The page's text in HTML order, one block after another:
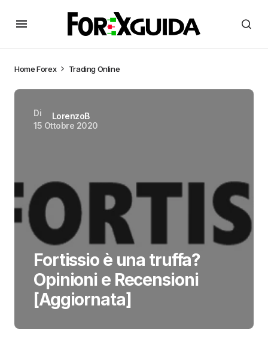
HomeForex Trading Online
Di
LorenzoB
15 Ottobre 2020
Fortissio è una truffa?
Opinioni e Recensioni
[Aggiornata]